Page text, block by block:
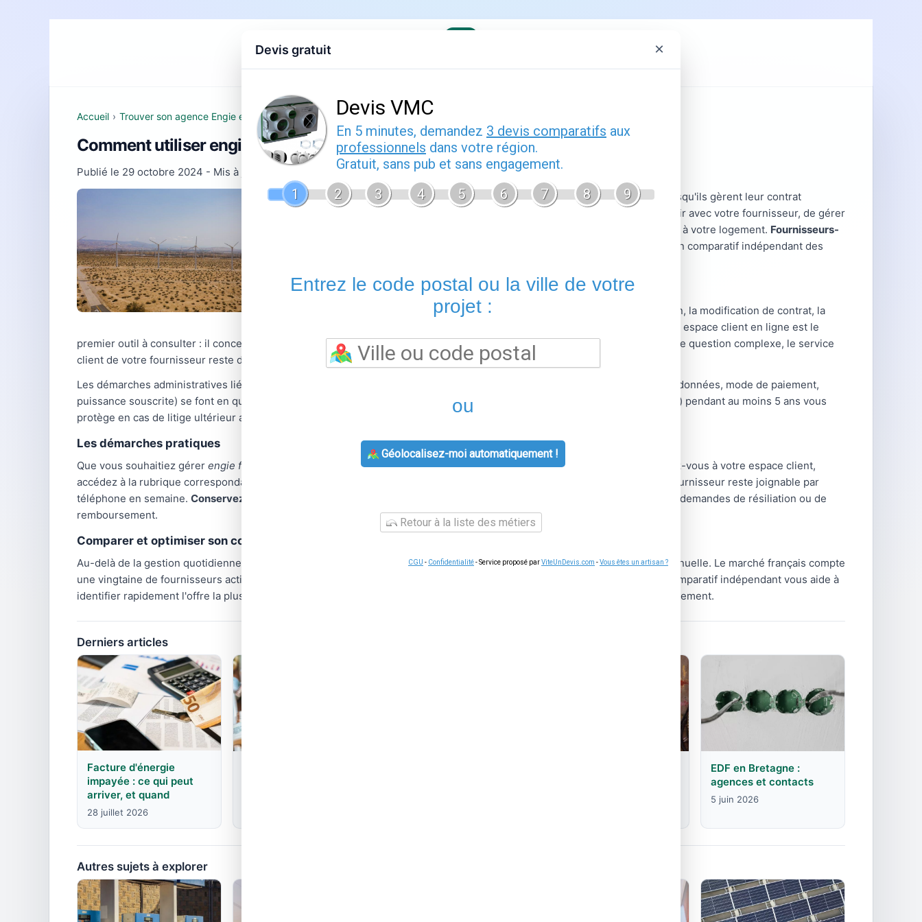
Accueil Devis gratuit Contact EDF Engie Fournisseurs Demenagement GRDF
Accueil › Trouver son agence Engie et comprendre ses offres
Comment utiliser engie facture : guide pratique
Publié le 29 octobre 2024 - Mis à jour le
22 février 2026
Engie factureest un sujet que de nombreux foyers français rencontrent lorsqu'ils gèrent leur contrat
d'énergie. Bien comprendre cette thématique vous permet de mieux interagir avec votre fournisseur, de gérer
votre contrat sereinement et d'anticiper les démarches administratives liées à votre logement. Fournisseurs-
vous accompagne à chaque étape avec des guides pratiques et un comparatif indépendant des
Tout savoir sur engie facture
facture d'électricité
concernent souvent la souscription, la modification de contrat, la
gestion des factures ou le changement de situation. Dans tous les cas, votre espace client en ligne est le
premier outil à consulter : il concentre l'essentiel des démarches disponibles24h/24 et sans attente téléphonique
. En cas de question complexe, le service
client de votre fournisseur reste disponible par téléphone ou par messagerie en semaine.
Les démarches administratives liées à l'énergie sont souvent plus simples qu'il n'y paraît. La plupart des changements (coordonnées, mode de paiement,
puissance souscrite) se font en quelques clics depuis l'espace client.
Conserver vos documents
(factures, contrats, relevés) pendant au moins 5 ans vous
protège en cas de litige ultérieur avec votre fournisseur.
Les démarches pratiques
Que vous souhaitiez gérer engie facture ou traiter une demande liée àfacture engie, voici les étapes habituelles : connectez-vous à votre espace client,
accédez à la rubrique correspondante et suivez les instructions. Pour les demandes complexes, le service client de votre fournisseur reste joignable par
téléphone en semaine. Conservez toujours une trace écrite
de vos échanges en cas de litige ultérieur, notamment pour les demandes de résiliation ou de
remboursement.
Comparer et optimiser son contrat d'énergie
Au-delà de la gestion quotidienne,
reste le moyen le plus efficace de réduire votre facture annuelle. Le marché français compte
une vingtaine de fournisseurs actifs, avec des écarts tarifaires pouvant atteindre 15 % sur une consommation type. Notre comparatif indépendant vous aide à
identifier rapidement l'offre la plus avantageuse pour votre profil de consommation, sans engagement et sans frais de changement.
Derniers articles
Facture d'énergie
impayée : ce qui peut
arriver, et quand
28 juillet 2026
EDF en Bretagne :
agences et contacts
5 juin 2026
Autres sujets à explorer
Devis gratuit ×